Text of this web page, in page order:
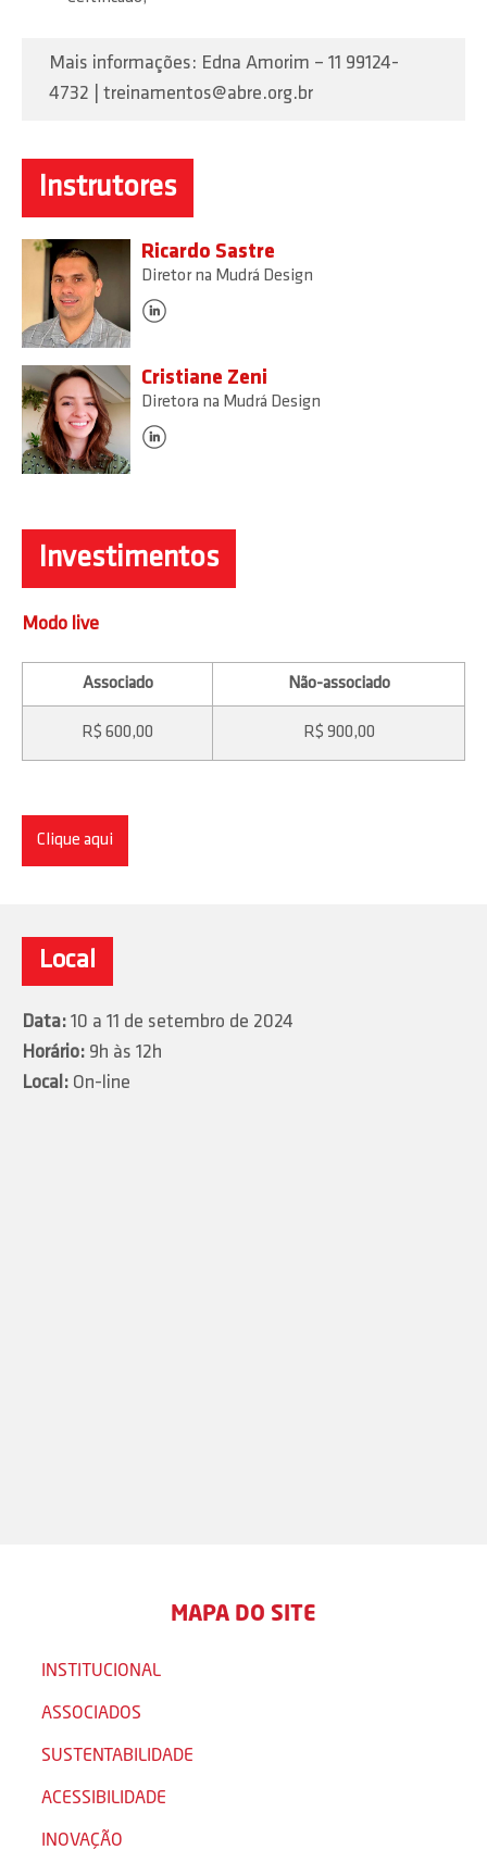
Mais informações: Edna Amorim – 11 99124-
4732 | treinamentos@abre.org.br
Instrutores
Ricardo Sastre
Diretor na Mudrá Design
Cristiane Zeni
Diretora na Mudrá Design
Investimentos
Modo live
Associado Não-associado
R$ 600,00 R$ 900,00
Clique aqui
Local
Data: 10 a 11 de setembro de 2024
Horário: 9h às 12h
Local: On-line
MAPA DO SITE
INSTITUCIONAL
ASSOCIADOS
SUSTENTABILIDADE
ACESSIBILIDADE
INOVAÇÃO